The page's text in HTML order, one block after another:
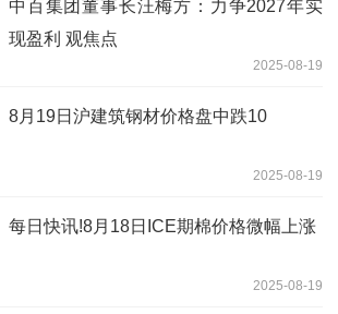
中百集团董事长汪梅方：力争2027年实
现盈利 观焦点
2025-08-19
8月19日沪建筑钢材价格盘中跌10
2025-08-19
每日快讯!8月18日ICE期棉价格微幅上涨
2025-08-19